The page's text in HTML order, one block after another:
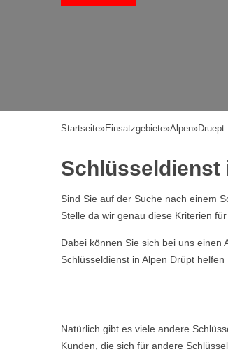
Startseite»Einsatzgebiete»Alpen»Druept
Schlüsseldienst
Sind Sie auf der Suche nach einem
Stelle da wir genau diese Kriterien
Dabei können Sie sich bei uns einen
Schlüsseldienst in Alpen Drüpt
Natürlich gibt es viele andere
Kunden, die sich für andere